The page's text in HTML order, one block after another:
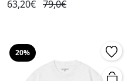
63,20€ 79,0€
20%